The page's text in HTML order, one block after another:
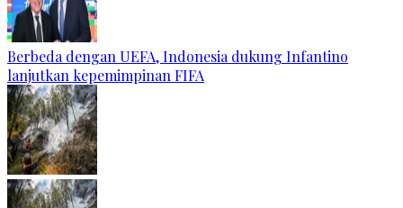
Berbeda dengan UEFA, Indonesia dukung Infantino
lanjutkan kepemimpinan FIFA